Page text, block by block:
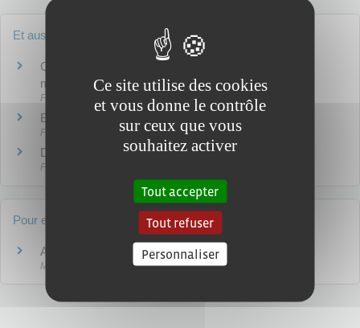
Et aussi
Conflit parental sur la sortie du territoire d'un enfant
mineur
Famille - Scolarité
Enlèvement parental - Non-représentation d'enfant
Famille - Scolarité
Disparition d'un adulte
Famille - Scolarité
Pour en savoir plus
Alerte enlèvement
Ministère chargé de la justice
Ce site utilise des cookies
et vous donne le contrôle
sur ceux que vous
souhaitez activer
Tout accepter
Tout refuser
Personnaliser